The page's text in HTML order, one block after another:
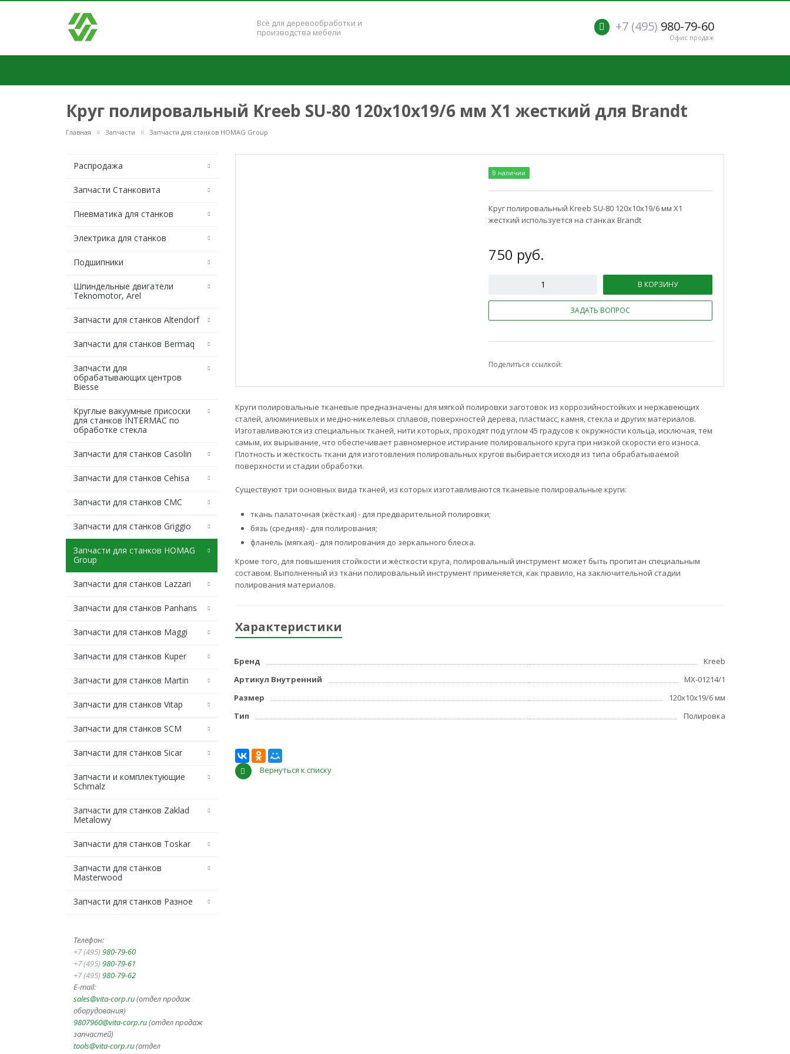
Всё для деревообработки и
производства мебели
+7 (495) 980-79-60
Офис продаж
Круг полировальный Kreeb SU-80 120х10х19/6 мм X1 жесткий для Brandt
Главная Запчасти Запчасти для станков HOMAG Group
Распродажа
Запчасти Станковита
Пневматика для станков
Электрика для станков
Подшипники
Шпиндельные двигатели
Teknomotor, Arel
Запчасти для станков Altendorf
Запчасти для станков Bermaq
Запчасти для
обрабатывающих центров
Biesse
Круглые вакуумные присоски
для станков INTERMAC по
обработке стекла
Запчасти для станков Casolin
Запчасти для станков Cehisa
Запчасти для станков CMC
Запчасти для станков Griggio
Запчасти для станков HOMAG
Group
Запчасти для станков Lazzari
Запчасти для станков Panhans
Запчасти для станков Maggi
Запчасти для станков Kuper
Запчасти для станков Martin
Запчасти для станков Vitap
Запчасти для станков SCM
Запчасти для станков Sicar
Запчасти и комплектующие
Schmalz
Запчасти для станков Zaklad
Metalowy
Запчасти для станков Toskar
Запчасти для станков
Masterwood
Запчасти для станков Разное
Телефон:
+7 (495) 980-79-60
+7 (495) 980-79-61
+7 (495) 980-79-62
E-mail:
sales@vita-corp.ru(отдел продаж
оборудования)
9807960@vita-corp.ru(отдел продаж
запчастей)
tools@vita-corp.ru(отдел
В наличии
Круг полировальный Kreeb SU-80 120х10х19/6 мм X1
жесткий используется на станках Brandt
750 руб.
В КОРЗИНУ
ЗАДАТЬ ВОПРОС
Поделиться ссылкой:
Круги полировальные тканевые предназначены для мягкой полировки заготовок из коррозийностойких и нержавеющих
сталей, алюминиевых и медно-никелевых сплавов, поверхностей дерева, пластмасс, камня, стекла и других материалов.
Изготавливаются из специальных тканей, нити которых, проходят под углом 45 градусов к окружности кольца, исключая, тем
самым, их вырывание, что обеспечивает равномерное истирание полировального круга при низкой скорости его износа.
Плотность и жёсткость ткани для изготовления полировальных кругов выбирается исходя из типа обрабатываемой
поверхности и стадии обработки.
Существуют три основных вида тканей, из которых изготавливаются тканевые полировальные круги:
ткань палаточная (жёсткая) - для предварительной полировки;
бязь (средняя) - для полирования;
фланель (мягкая) - для полирования до зеркального блеска.
Кроме того, для повышения стойкости и жёсткости круга, полировальный инструмент может быть пропитан специальным
составом. Выполненный из ткани полировальный инструмент применяется, как правило, на заключительной стадии
полирования материалов.
Характеристики
Бренд
Kreeb
Артикул Внутренний
МХ-01214/1
Размер
120х10х19/6 мм
Тип
Полировка
Вернуться к списку